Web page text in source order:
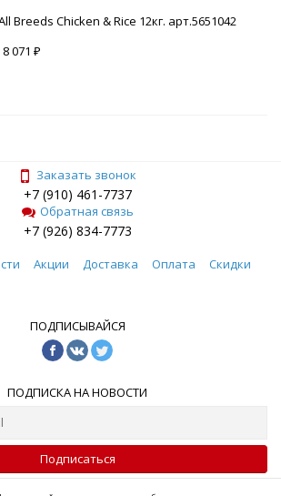
Breeds Chicken & Rice 12кг. арт.5651042
8 071 ₽
Заказать звонок
+7 (910) 461-7737
Обратная связь
+7 (926) 834-7773
Акции Доставка Оплата
Скидки
ПОДПИСЫВАЙСЯ
ПОДПИСКА НА НОВОСТИ
Подписаться